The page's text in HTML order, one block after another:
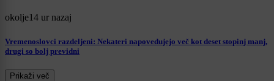
okolje14 ur nazaj
Vremenoslovci razdeljeni: Nekateri napovedujejo več kot deset stopinj manj,
drugi so bolj previdni
Prikaži več